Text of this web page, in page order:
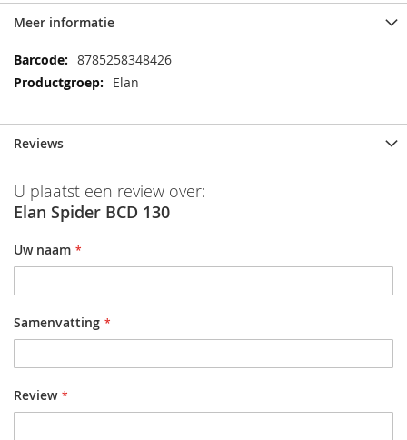
Meer informatie
Meer
informatie
8785258348426
Elan
Reviews
U plaatst een review over:
Elan Spider BCD 130
Uw naam
Samenvatting
Review